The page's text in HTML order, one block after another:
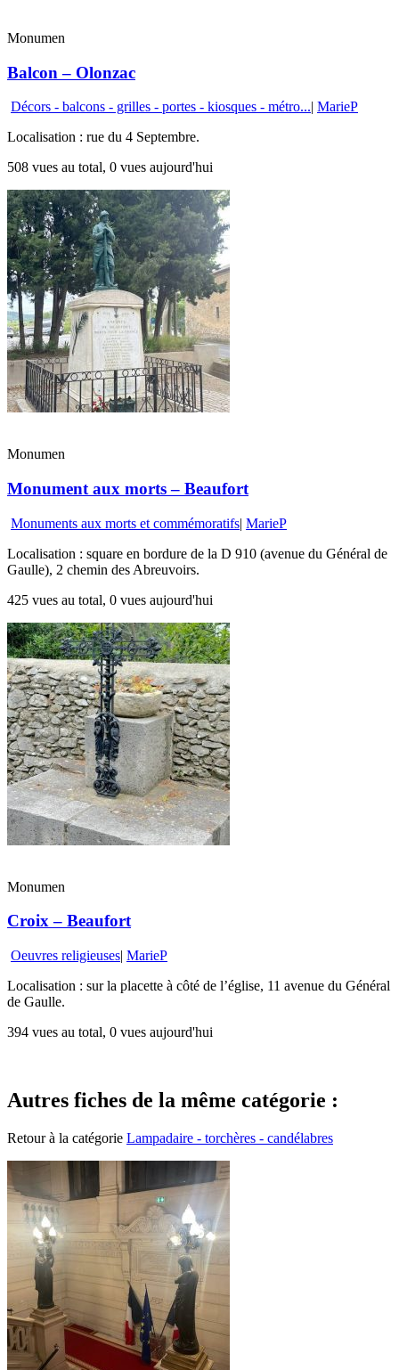
Monumen
Balcon – Olonzac
Décors - balcons - grilles - portes - kiosques - métro...| MarieP
Localisation : rue du 4 Septembre.
508 vues au total, 0 vues aujourd'hui
Monumen
Monument aux morts – Beaufort
Monuments aux morts et commémoratifs| MarieP
Localisation : square en bordure de la D 910 (avenue du Général de
Gaulle), 2 chemin des Abreuvoirs.
425 vues au total, 0 vues aujourd'hui
Monumen
Croix – Beaufort
Oeuvres religieuses| MarieP
Localisation : sur la placette à côté de l’église, 11 avenue du Général
de Gaulle.
394 vues au total, 0 vues aujourd'hui
Autres fiches de la même catégorie :
Retour à la catégorie Lampadaire - torchères - candélabres